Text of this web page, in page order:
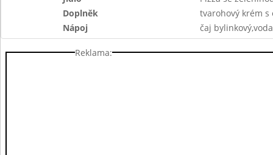
Doplněk
tvarohový krém s
Nápoj
čaj
Reklama: